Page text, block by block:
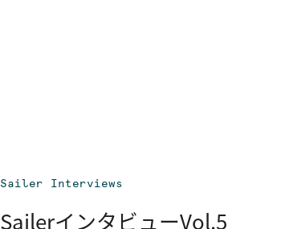
Sailer Interviews
SailerインタビューVol.5